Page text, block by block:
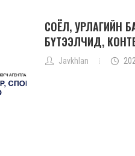
СОЁЛ, УРЛАГИЙН
БҮТЭЭЛЧИД,
Javkhlan